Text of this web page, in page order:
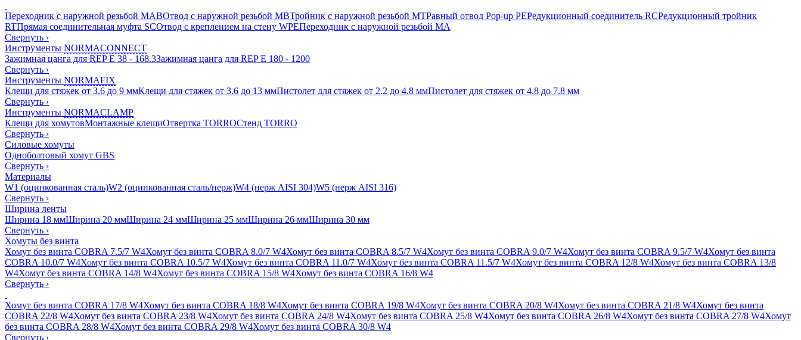
Переходник с наружной резьбой MABОтвод с наружной резьбой MBТройник с наружной резьбой MTРавный отвод Pop-up PEРедукционный соединитель RCРедукционный тройник
RTПрямая соединительная муфта SCОтвод с креплением на стену WPEПереходник с наружной резьбой MA
Свернуть ›
Инструменты NORMACONNECT
Зажимная цанга для REP E 38 - 168.3Зажимная цанга для REP E 180 - 1200
Свернуть ›
Инструменты NORMAFIX
Клещи для стяжек от 3.6 до 9 ммКлещи для стяжек от 3.6 до 13 ммПистолет для стяжек от 2.2 до 4.8 ммПистолет для стяжек от 4.8 до 7.8 мм
Свернуть ›
Инструменты NORMACLAMP
Клещи для хомутовМонтажные клещиОтвертка TORROСтенд TORRO
Свернуть ›
Силовые хомуты
Одноболтовый хомут GBS
Свернуть ›
Материалы
W1 (оцинкованная сталь)W2 (оцинкованная сталь/нерж)W4 (нерж AISI 304)W5 (нерж AISI 316)
Свернуть ›
Ширина ленты
Ширина 18 ммШирина 20 ммШирина 24 ммШирина 25 ммШирина 26 ммШирина 30 мм
Свернуть ›
Хомуты без винта
Хомут без винта COBRA 7.5/7 W4Хомут без винта COBRA 8.0/7 W4Хомут без винта COBRA 8.5/7 W4Хомут без винта COBRA 9.0/7 W4Хомут без винта COBRA 9.5/7 W4Хомут без винта
COBRA 10.0/7 W4Хомут без винта COBRA 10.5/7 W4Хомут без винта COBRA 11.0/7 W4Хомут без винта COBRA 11.5/7 W4Хомут без винта COBRA 12/8 W4Хомут без винта COBRA 13/8
W4Хомут без винта COBRA 14/8 W4Хомут без винта COBRA 15/8 W4Хомут без винта COBRA 16/8 W4
Свернуть ›
Хомут без винта COBRA 17/8 W4Хомут без винта COBRA 18/8 W4Хомут без винта COBRA 19/8 W4Хомут без винта COBRA 20/8 W4Хомут без винта COBRA 21/8 W4Хомут без винта
COBRA 22/8 W4Хомут без винта COBRA 23/8 W4Хомут без винта COBRA 24/8 W4Хомут без винта COBRA 25/8 W4Хомут без винта COBRA 26/8 W4Хомут без винта COBRA 27/8 W4Хомут
без винта COBRA 28/8 W4Хомут без винта COBRA 29/8 W4Хомут без винта COBRA 30/8 W4
Свернуть ›